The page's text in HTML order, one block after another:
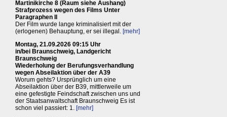
Martinikirche 8 (Raum siehe Aushang)
Strafprozess wegen des Films Unter
Paragraphen II
Der Film wurde lange kriminalisiert mit der
(erlogenen) Behauptung, er sei illegal. [mehr]
Montag, 21.09.2026 09:15 Uhr
in/bei Braunschweig, Landgericht
Braunschweig
Wiederholung der Berufungsverhandlung
wegen Abseilaktion über der A39
Worum gehts? Ursprünglich um eine
Abseilaktion über der B39, mittlerweile um
eine gefestigte Feindschaft zwischen uns und
der Staatsanwaltschaft Braunschweig Es ist
schon viel passiert: 1. [mehr]